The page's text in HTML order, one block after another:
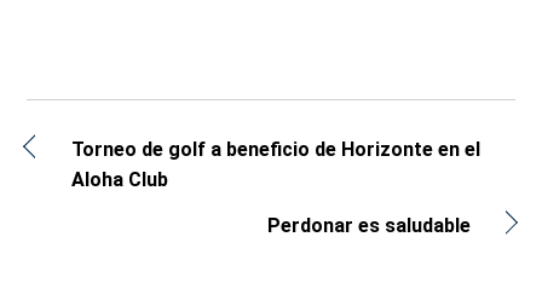
Torneo de golf a beneficio de Horizonte en el
Aloha Club
Perdonar es saludable